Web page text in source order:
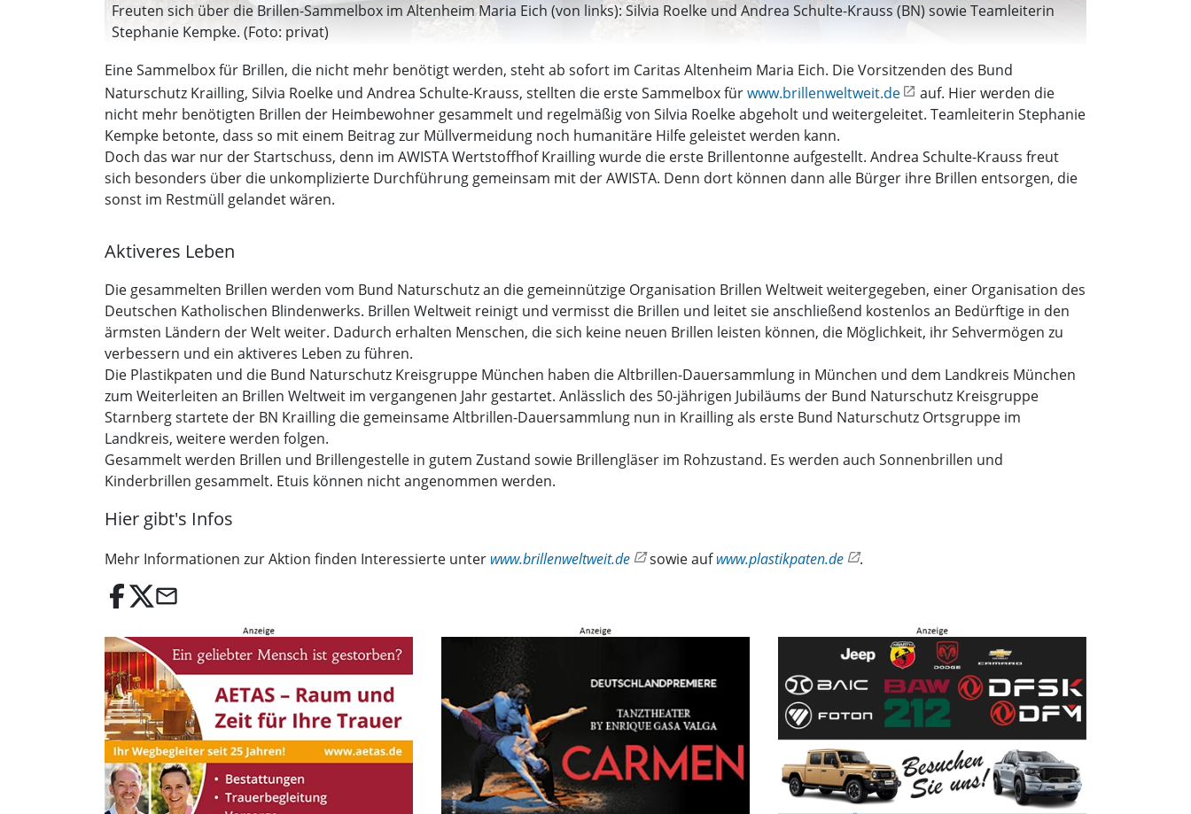
Freuten sich über die Brillen-Sammelbox im Altenheim Maria Eich (von links): Silvia Roelke und Andrea Schulte-Krauss (BN) sowie Teamleiterin
Stephanie Kempke. (Foto: privat)
Eine Sammelbox für Brillen, die nicht mehr benötigt werden, steht ab sofort im Caritas Altenheim Maria Eich. Die Vorsitzenden des Bund
Naturschutz Krailling, Silvia Roelke und Andrea Schulte-Krauss, stellten die erste Sammelbox fürwww.brillenweltweit.de
auf. Hier werden die
nicht mehr benötigten Brillen der Heimbewohner gesammelt und regelmäßig von Silvia Roelke abgeholt und weitergeleitet. Teamleiterin Stephanie
Kempke betonte, dass so mit einem Beitrag zur Müllvermeidung noch humanitäre Hilfe geleistet werden kann.
Doch das war nur der Startschuss, denn im AWISTA Wertstoffhof Krailling wurde die erste Brillentonne aufgestellt. Andrea Schulte-Krauss freut
sich besonders über die unkomplizierte Durchführung gemeinsam mit der AWISTA. Denn dort können dann alle Bürger ihre Brillen entsorgen, die
sonst im Restmüll gelandet wären.
Aktiveres Leben
Die gesammelten Brillen werden vom Bund Naturschutz an die gemeinnützige Organisation Brillen Weltweit weitergegeben, einer Organisation des
Deutschen Katholischen Blindenwerks. Brillen Weltweit reinigt und vermisst die Brillen und leitet sie anschließend kostenlos an Bedürftige in den
ärmsten Ländern der Welt weiter. Dadurch erhalten Menschen, die sich keine neuen Brillen leisten können, die Möglichkeit, ihr Sehvermögen zu
verbessern und ein aktiveres Leben zu führen.
Die Plastikpaten und die Bund Naturschutz Kreisgruppe München haben die Altbrillen-Dauersammlung in München und dem Landkreis München
zum Weiterleiten an Brillen Weltweit im vergangenen Jahr gestartet. Anlässlich des 50-jährigen Jubiläums der Bund Naturschutz Kreisgruppe
Starnberg startete der BN Krailling die gemeinsame Altbrillen-Dauersammlung nun in Krailling als erste Bund Naturschutz Ortsgruppe im
Landkreis, weitere werden folgen.
Gesammelt werden Brillen und Brillengestelle in gutem Zustand sowie Brillengläser im Rohzustand. Es werden auch Sonnenbrillen und
Kinderbrillen gesammelt. Etuis können nicht angenommen werden.
Hier gibt's Infos
Mehr Informationen zur Aktion finden Interessierte unter www.brillenweltweit.de sowie aufwww.plastikpaten.de .
email